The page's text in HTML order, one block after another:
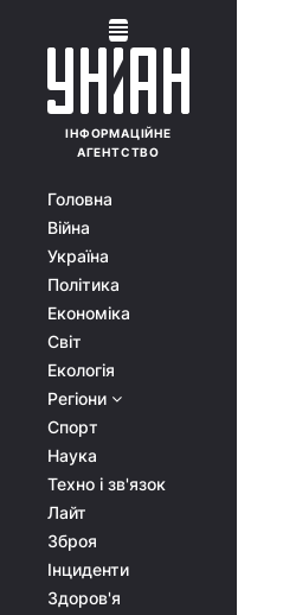
ІНФОРМАЦІЙНЕ
АГЕНТСТВО
Головна
Війна
Україна
Політика
Економіка
Світ
Екологія
Регіони
Спорт
Наука
Техно і зв'язок
Лайт
Зброя
Інциденти
Здоров'я